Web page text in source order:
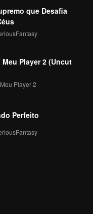
que Desafia
Meu Player 2 (Uncut
Player 2
Perfeito